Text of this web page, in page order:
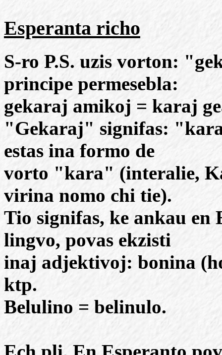
Esperanta richo
S-ro P.S. uzis vorton:
principe permesebla:
gekaraj amikoj = karaj
"Gekaraj" signifas:
estas ina formo de
vorto "kara" (interalie,
virina nomo chi tie).
Tio signifas, ke ankau en
lingvo, povas ekzisti
inaj adjektivoj: bonina
ktp.
Belulino = belinulo.